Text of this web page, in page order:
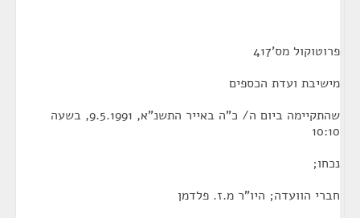
פרוטוקול מס'417
מישיבת ועדת הכספים
שהתקיימה ביום ה/ כ"ה באייר התשנ"א, 9.5.1991, בשעה
10:10
נכחו;
חברי הוועדה; היו"ר מ.ז. פלדמן